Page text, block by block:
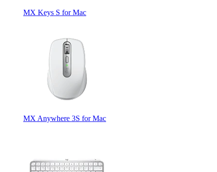
MX Keys S for Mac
MX Anywhere 3S for Mac